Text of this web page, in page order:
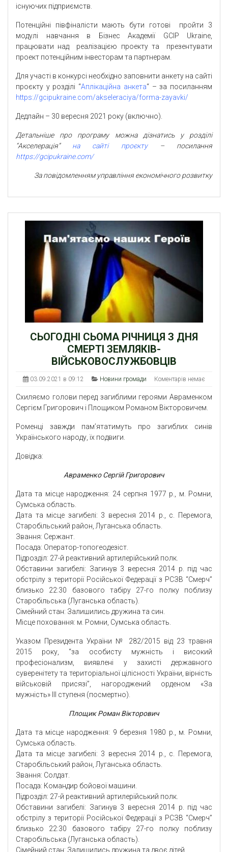
існуючих підприємств.
Потенційні півфіналісти мають бути готові пройти 3
модулі навчання в Бізнес Академії GCIP Ukraine,
працювати над реалізацією проекту та презентувати
проект потенційним інвесторам та партнерам.
Для участі в конкурсі необхідно заповнити анкету на сайті
проєкту у розділі “Аплікаційна анкета“ – за посиланням
https://gcipukraine.com/akseleraciya/forma-zayavki/
Дедлайн – 30 вересня 2021 року (включно).
Детальніше про програму можна дізнатись у розділі
“Акселерація” на сайті проєкту– посилання
https://gcipukraine.com/
За повідомленням управління економічного розвитку
СЬОГОДНІ СЬОМА РІЧНИЦЯ З ДНЯ
СМЕРТІ ЗЕМЛЯКІВ-
ВІЙСЬКОВОСЛУЖБОВЦІВ
03.09.2021 в 09:12 Новини громади Коментарів немає
Схиляємо голови перед загиблими героями Авраменком
Сергієм Григорович і Площиком Романом Вікторовичем.
Роменці завжди пам’ятатимуть про загиблих синів
Українського народу, їх подвиги.
Довідка:
Авраменко Сергій Григорович
Дата та місце народження: 24 серпня 1977 р., м. Ромни,
Сумська область.
Дата та місце загибелі: 3 вересня 2014 р., с. Перемога,
Старобільський район, Луганська область.
Звання: Сержант.
Посада: Оператор-топогеодезіст.
Підрозділ: 27-й реактивний артилерійський полк.
Обставини загибелі: Загинув 3 вересня 2014 р. під час
обстрілу з території Російської Федерації з РСЗВ “Смерч”
близько 22:30 базового табіру 27-го полку поблизу
Старобільська (Луганська область).
Сімейний стан: Залишились дружина та син.
Місце поховання: м. Ромни, Сумська область.
Указом Президента України № 282/2015 від 23 травня
2015 року, “за особисту мужність і високий
професіонализм, виявлені у захисті державного
суверенітету та територіальної цілісності України, вірність
військовій присязі”, нагороджений орденом «За
мужність» III ступеня (посмертно).
Площик Роман Вікторович
Дата та місце народження: 9 березня 1980 р., м. Ромни,
Сумська область.
Дата та місце загибелі: 3 вересня 2014 р., с. Перемога,
Старобільський район, Луганська область.
Звання: Солдат.
Посада: Командир бойової машини.
Підрозділ: 27-й реактивний артилерійський полк.
Обставини загибелі: Загинув 3 вересня 2014 р. під час
обстрілу з території Російської Федерації з РСЗВ “Смерч”
близько 22:30 базового табіру 27-го полку поблизу
Старобільська (Луганська область).
Сімейний стан: Залишились дружина та двоє дітей.